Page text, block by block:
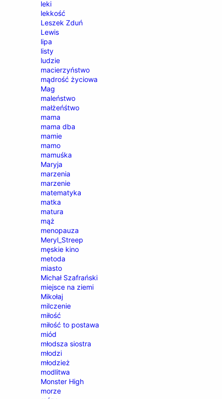
leki
lekkość
Leszek Zduń
Lewis
lipa
listy
ludzie
macierzyństwo
mądrość życiowa
Mag
maleństwo
małżeńśtwo
mama
mama dba
mamie
mamo
mamuśka
Maryja
marzenia
marzenie
matematyka
matka
matura
mąż
menopauza
Meryl_Streep
męskie kino
metoda
miasto
Michał Szafrański
miejsce na ziemi
Mikołaj
milczenie
miłość
miłość to postawa
miód
młodsza siostra
młodzi
młodzież
modlitwa
Monster High
morze